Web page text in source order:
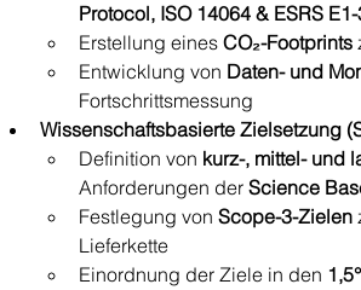
Protocol, ISO 14064 & ESRS
Erstellung eines CO₂-Footprints
Entwicklung von Daten- und
Fortschrittsmessung
Wissenschaftsbasierte Zielsetzung
Definition von kurz-, mittel- und
Anforderungen der Science
Festlegung von Scope-3-Zielen
Lieferkette
Einordnung der Ziele in den